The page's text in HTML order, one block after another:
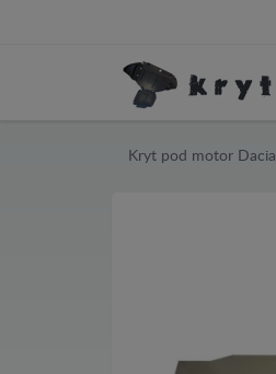
Kryt pod motor Dacia